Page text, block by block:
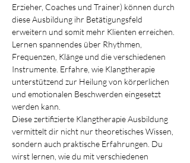
Erzieher, Coaches und Trainer) können durch
diese Ausbildung ihr Betätigungsfeld
erweitern und somit mehr Klienten erreichen.
Lernen spannendes über Rhythmen,
Frequenzen, Klänge und die verschiedenen
Instrumente. Erfahre, wie Klangtherapie
unterstützend zur Heilung von körperlichen
und emotionalen Beschwerden eingesetzt
werden kann.
Diese zertifizierte Klangtherapie Ausbildung
vermittelt dir nicht nur theoretisches Wissen,
sondern auch praktische Erfahrungen. Du
wirst lernen, wie du mit verschiedenen